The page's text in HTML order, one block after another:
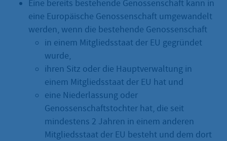
Eine bereits bestehende Genossenschaft kann in
eine Europäische Genossenschaft umgewandelt
werden, wenn die bestehende Genossenschaft
in einem Mitgliedsstaat der EU gegründet
wurde,
ihren Sitz oder die Hauptverwaltung in
einem Mitgliedsstaat der EU hat und
eine Niederlassung oder
Genossenschaftstochter hat, die seit
mindestens 2 Jahren in einem anderen
Mitgliedsstaat der EU besteht und dem dort